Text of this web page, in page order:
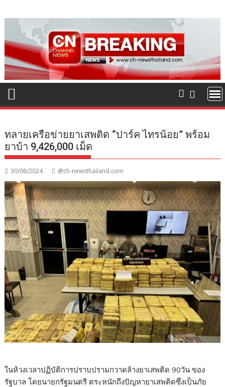
to
content
ทลายเครือข่ายยาเสพติด “ปาร์ค ไทรน้อย” พร้อม
ยาบ้า 9,426,000 เม็ด
30/08/2024 @ch-newsthailand.com
ในห้วงเวลาปฏิบัติการปราบปรามกวาดล้างยาเสพติด 90วัน ของ
รัฐบาล โดยนายกรัฐมนตรี ตระหนักถึงปัญหายาเสพติดซึ่งเป็นภัย